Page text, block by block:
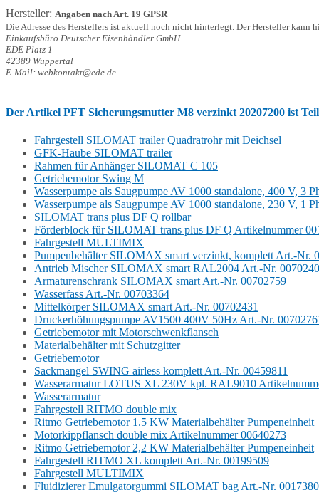
Hersteller: Angaben nach Art. 19 GPSR
Die Adresse des Herstellers ist aktuell noch nicht hinterlegt. Der Hersteller kann
Einkaufsbüro Deutscher Eisenhändler GmbH
EDE Platz 1
42389 Wuppertal
E-Mail: webkontakt@ede.de
Der Artikel PFT Sicherungsmutter M8 verzinkt 20207200 ist
Fahrgestell SILOMAT trailer Quadratrohr mit Deichsel
GFK-Haube SILOMAT trailer
Rahmen für Anhänger SILOMAT C 105
Getriebemotor Swing M
Wasserpumpe als Saugpumpe AV 1000 standalone, 400 V, 3
Wasserpumpe als Saugpumpe AV 1000 standalone, 230 V, 1
SILOMAT trans plus DF Q rollbar
Förderblock für SILOMAT trans plus DF Q Artikelnummer
Fahrgestell MULTIMIX
Pumpenbehälter SILOMAX smart verzinkt, komplett Art.-Nr.
Antrieb Mischer SILOMAX smart RAL2004 Art.-Nr.
Armaturenschrank SILOMAX smart Art.-Nr. 00702759
Wasserfass Art.-Nr. 00703364
Mittelkörper SILOMAX smart Art.-Nr. 00702431
Druckerhöhungspumpe AV1500 400V 50Hz Art.-Nr.
Getriebemotor mit Motorschwenkflansch
Materialbehälter mit Schutzgitter
Getriebemotor
Sackmangel SWING airless komplett Art.-Nr. 00459811
Wasserarmatur LOTUS XL 230V kpl. RAL9010
Wasserarmatur
Fahrgestell RITMO double mix
Ritmo Getriebemotor 1.5 KW Materialbehälter Pumpeneinheit
Motorkippflansch double mix Artikelnummer 00640273
Ritmo Getriebemotor 2,2 KW Materialbehälter Pumpeneinheit
Fahrgestell RITMO XL komplett Art.-Nr. 00199509
Fahrgestell MULTIMIX
Fluidizierer Emulgatorgummi SILOMAT bag Art.-Nr.